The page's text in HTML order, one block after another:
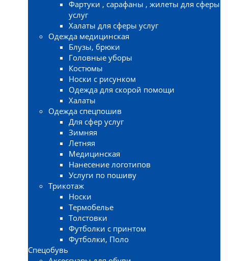
Фартуки , сарафаны , жилеты для сферы
услуг
Халаты для сферы услуг
Одежда медицинская
Блузы, брюки
Головные уборы
Костюмы
Носки с рисунком
Одежда для скорой помощи
Халаты
Одежда спецпошив
Для сфер услуг
Зимняя
Летняя
Медицинская
Нанесение логотипов
Услуги по пошиву
Трикотаж
Носки
Термобелье
Толстовки
Футболки с принтом
Футболки, Поло
Спецобувь